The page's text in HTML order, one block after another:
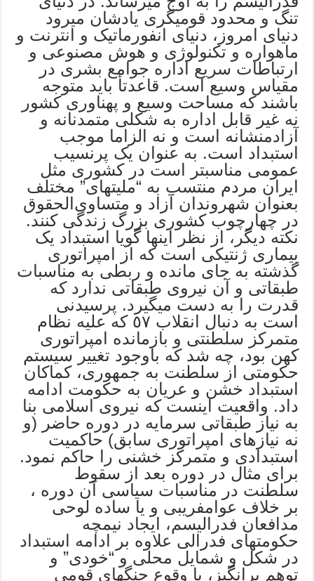
تنگ و محدود قومیگری یادشان میرود
دنیای امروز، دنیای انفورماتیک و انترنت و
ماهواره و تکنولوژی و هوش مصنوعی و
ارتباطات سریع اداره جوامع بشری در
مقیاس وسیع است. قاعدتأ باید متوجه
باشند که مساحت وسیع و پهناوری کشور
نه غیر قابل اداره به شکلى متمدنانه و
آزادمنشانه است و نه الزاما موجب
استبداد است. به عنوان یک پرنسیب
عمومى مناسبتر است در کشوری مثل
ایران مردم منتسب به “ملیتهای” مختلف
بعنوان شهروندان آزاد و متساوی‌الحقوق
در چهارچوب کشوری بزرگ زندگى کنند.
نکته دیگر، از نظر اینها گویا استبداد یک
بیماری ژنتیکى است که از امپراتوری
گذشته به جای مانده و ربطى به مناسبات
طبقاتى و آن نیروی طبقاتى ندارد که
قدرت را به دست میگیرد. پرسیدنى
است به دنبال انقلاب ٥٧ که علیه نظام
متمرکز سلطنتى و بازمانده امپراتوری
کهن بود، چه شد که باوجود تغییر سیستم
حکومتى از سلطنت به جمهوری، کماکان
استبداد خشن و عریان به حکومت ادامه
داد. واقعیت اینست که نیروی اسلامى بنا
به نیاز طبقاتى سرمایه در دوره حاضر (و
نه نیازهای امپراتوری سابق) حاکمیت
استبدادی و متمرکز خشنى را حاکم نمود.
برای مثال در دوره بعد از سقوط
سلطنت در مناسبات سیاسى آن دوره ،
بر خلاف عوامفریبى و یا ساده لوحى
مدافعان فدرالیسم، ایجاد نیمچه
حکومتهای فدرالى علاوه بر ادامه استبداد
در شکل و شمایل محلى و “خودی” و
توهم برانگیز، با وقوع جنگهای قومى